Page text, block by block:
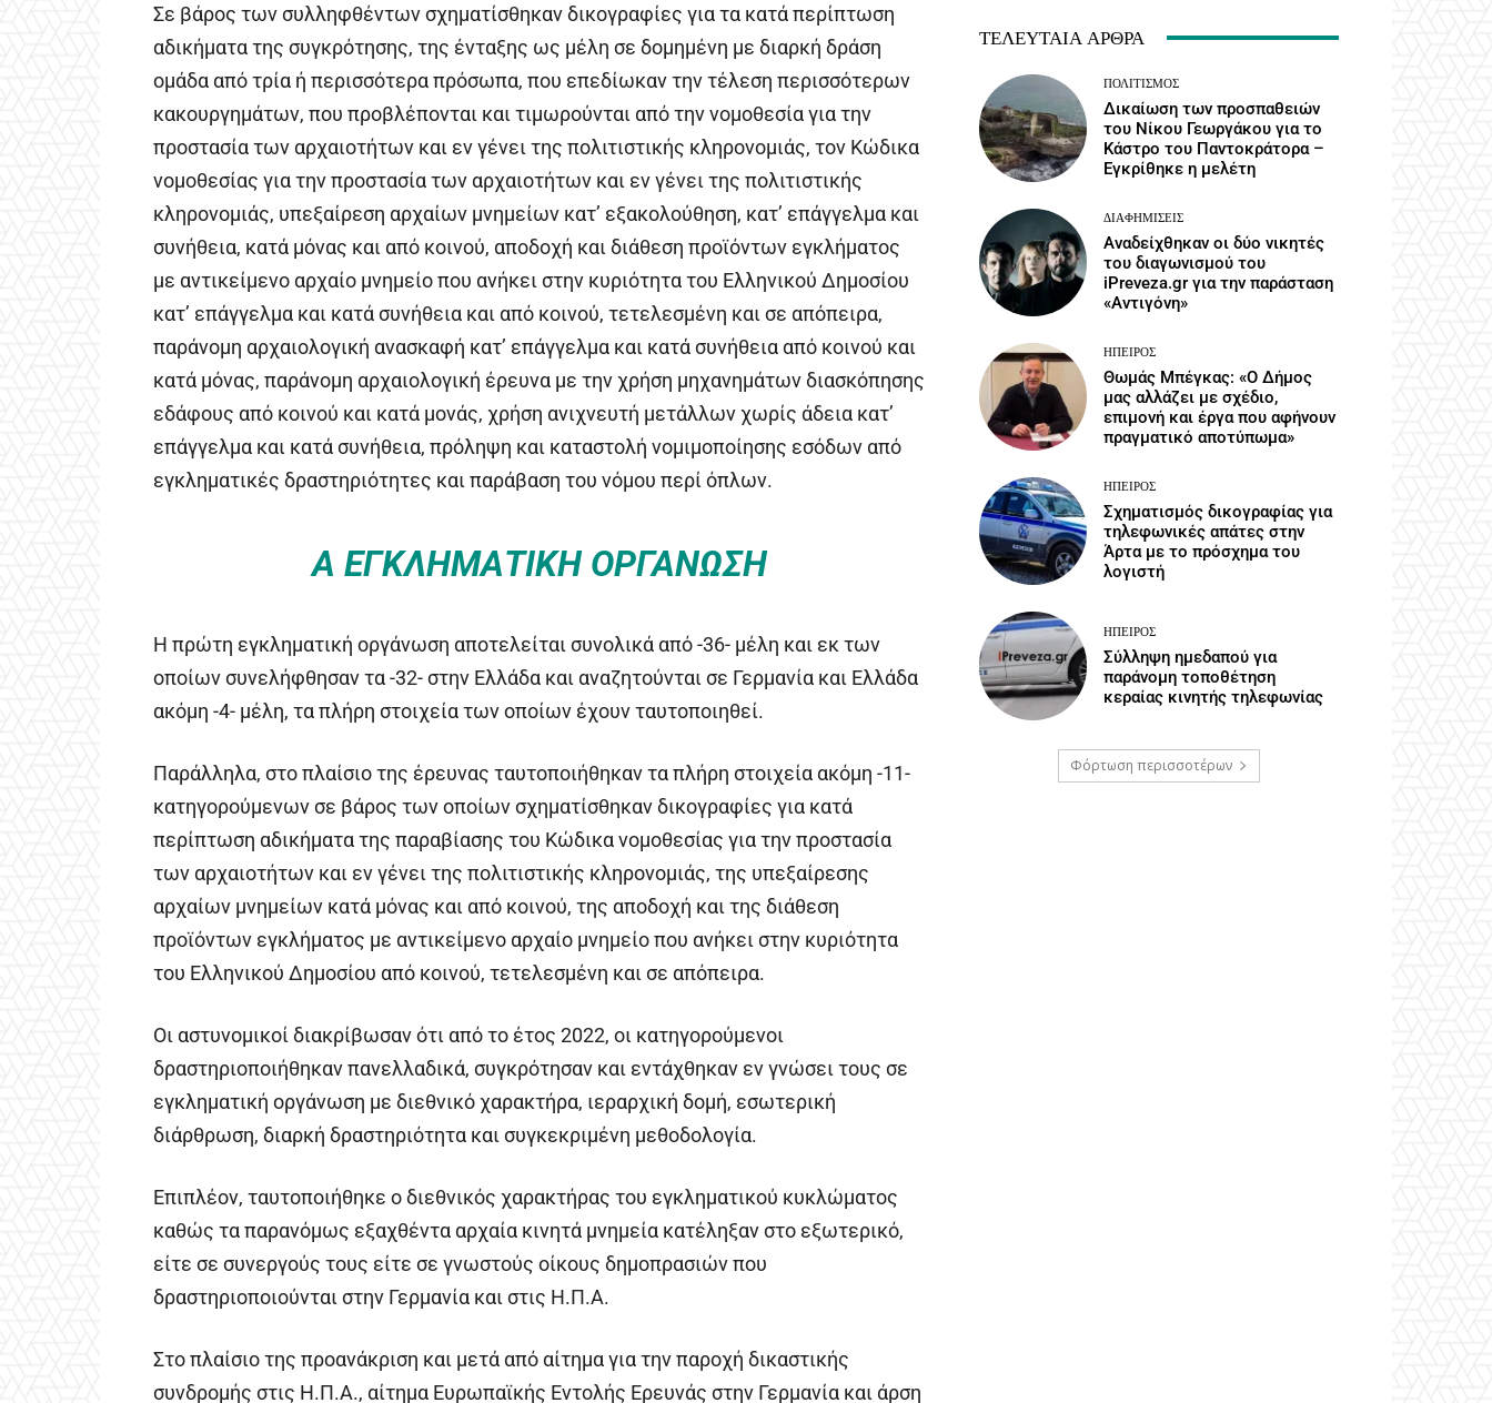
Σε βάρος των συλληφθέντων σχηματίσθηκαν δικογραφίες για τα κατά περίπτωση
αδικήματα της συγκρότησης, της ένταξης ως μέλη σε δομημένη με διαρκή δράση
ομάδα από τρία ή περισσότερα πρόσωπα, που επεδίωκαν την τέλεση περισσότερων
κακουργημάτων, που προβλέπονται και τιμωρούνται από την νομοθεσία για την
προστασία των αρχαιοτήτων και εν γένει της πολιτιστικής κληρονομιάς, τον Κώδικα
νομοθεσίας για την προστασία των αρχαιοτήτων και εν γένει της πολιτιστικής
κληρονομιάς, υπεξαίρεση αρχαίων μνημείων κατ’ εξακολούθηση, κατ’ επάγγελμα και
συνήθεια, κατά μόνας και από κοινού, αποδοχή και διάθεση προϊόντων εγκλήματος
με αντικείμενο αρχαίο μνημείο που ανήκει στην κυριότητα του Ελληνικού Δημοσίου
κατ’ επάγγελμα και κατά συνήθεια και από κοινού, τετελεσμένη και σε απόπειρα,
παράνομη αρχαιολογική ανασκαφή κατ’ επάγγελμα και κατά συνήθεια από κοινού και
κατά μόνας, παράνομη αρχαιολογική έρευνα με την χρήση μηχανημάτων διασκόπησης
εδάφους από κοινού και κατά μονάς, χρήση ανιχνευτή μετάλλων χωρίς άδεια κατ’
επάγγελμα και κατά συνήθεια, πρόληψη και καταστολή νομιμοποίησης εσόδων από
εγκληματικές δραστηριότητες και παράβαση του νόμου περί όπλων.
Α ΕΓΚΛΗΜΑΤΙΚΉ ΟΡΓΆΝΩΣΗ
Η πρώτη εγκληματική οργάνωση αποτελείται συνολικά από -36- μέλη και εκ των
οποίων συνελήφθησαν τα -32- στην Ελλάδα και αναζητούνται σε Γερμανία και Ελλάδα
ακόμη -4- μέλη, τα πλήρη στοιχεία των οποίων έχουν ταυτοποιηθεί.
Παράλληλα, στο πλαίσιο της έρευνας ταυτοποιήθηκαν τα πλήρη στοιχεία ακόμη -11-
κατηγορούμενων σε βάρος των οποίων σχηματίσθηκαν δικογραφίες για κατά
περίπτωση αδικήματα της παραβίασης του Κώδικα νομοθεσίας για την προστασία
των αρχαιοτήτων και εν γένει της πολιτιστικής κληρονομιάς, της υπεξαίρεσης
αρχαίων μνημείων κατά μόνας και από κοινού, της αποδοχή και της διάθεση
προϊόντων εγκλήματος με αντικείμενο αρχαίο μνημείο που ανήκει στην κυριότητα
του Ελληνικού Δημοσίου από κοινού, τετελεσμένη και σε απόπειρα.
Οι αστυνομικοί διακρίβωσαν ότι από το έτος 2022, οι κατηγορούμενοι
δραστηριοποιήθηκαν πανελλαδικά, συγκρότησαν και εντάχθηκαν εν γνώσει τους σε
εγκληματική οργάνωση με διεθνικό χαρακτήρα, ιεραρχική δομή, εσωτερική
διάρθρωση, διαρκή δραστηριότητα και συγκεκριμένη μεθοδολογία.
Επιπλέον, ταυτοποιήθηκε ο διεθνικός χαρακτήρας του εγκληματικού κυκλώματος
καθώς τα παρανόμως εξαχθέντα αρχαία κινητά μνημεία κατέληξαν στο εξωτερικό,
είτε σε συνεργούς τους είτε σε γνωστούς οίκους δημοπρασιών που
δραστηριοποιούνται στην Γερμανία και στις Η.Π.Α.
Στο πλαίσιο της προανάκριση και μετά από αίτημα για την παροχή δικαστικής
συνδρομής στις Η.Π.Α., αίτημα Ευρωπαϊκής Εντολής Ερευνάς στην Γερμανία και άρση
ΤΕΛΕΥΤΑΊΑ ΆΡΘΡΑ
ΠΟΛΙΤΙΣΜΌΣ
Δικαίωση των προσπαθειών
του Νίκου Γεωργάκου για το
Κάστρο του Παντοκράτορα –
Εγκρίθηκε η μελέτη
ΔΙΑΦΗΜΊΣΕΙΣ
Αναδείχθηκαν οι δύο νικητές
του διαγωνισμού του
iPreveza.gr για την παράσταση
«Αντιγόνη»
ΉΠΕΙΡΟΣ
Θωμάς Μπέγκας: «Ο Δήμος
μας αλλάζει με σχέδιο,
επιμονή και έργα που αφήνουν
πραγματικό αποτύπωμα»
ΉΠΕΙΡΟΣ
Σχηματισμός δικογραφίας για
τηλεφωνικές απάτες στην
Άρτα με το πρόσχημα του
λογιστή
ΉΠΕΙΡΟΣ
Σύλληψη ημεδαπού για
παράνομη τοποθέτηση
κεραίας κινητής τηλεφωνίας
Φόρτωση περισσοτέρων